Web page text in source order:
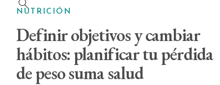
NUTRICIÓN
Definir objetivos y cambiar
hábitos: planificar tu pérdida
de peso suma salud